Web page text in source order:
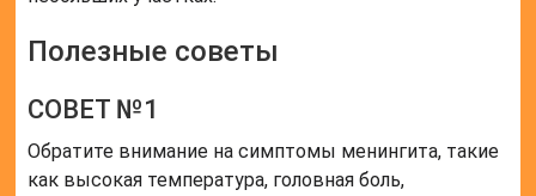
Полезные советы
СОВЕТ №1
Обратите внимание на симптомы менингита, такие
как высокая температура, головная боль,